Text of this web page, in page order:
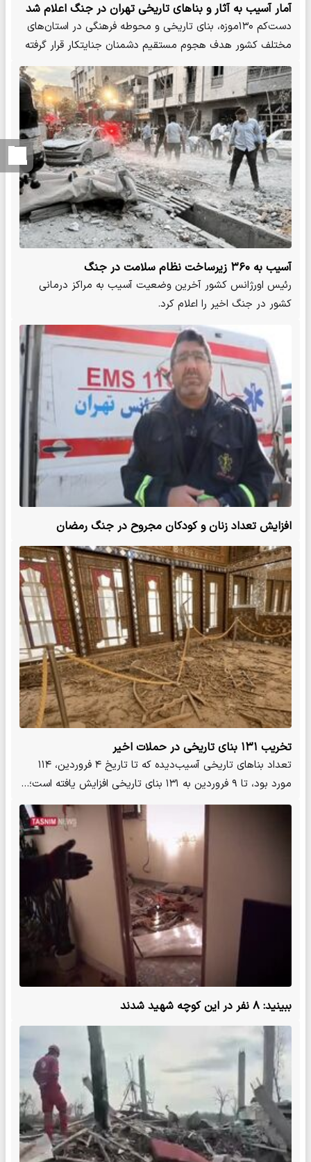
آمار آسیب به آثار و بناهای تاریخی تهران در جنگ اعلام شد
دست‌کم ۱۳۰موزه، بنای تاریخی و محوطه فرهنگی در استان‌های
مختلف کشور هدف هجوم مستقیم دشمنان جنایتکار قرار گرفته
و دچار…
آسیب به ۳۶۰ زیرساخت نظام سلامت در جنگ
رئیس اورژانس کشور آخرین وضعیت آسیب به مراکز درمانی
کشور در جنگ اخیر را اعلام کرد.
افزایش تعداد زنان و کودکان مجروح در جنگ رمضان
تخریب ۱۳۱ بنای تاریخی در حملات اخیر
تعداد بناهای تاریخی آسیب‌دیده که تا تاریخ ۴ فروردین‌، ۱۱۴
مورد بود، تا ۹ فروردین به ۱۳۱ بنای تاریخی افزایش یافته است؛…
ببینید: ۸ نفر در این کوچه شهید شدند